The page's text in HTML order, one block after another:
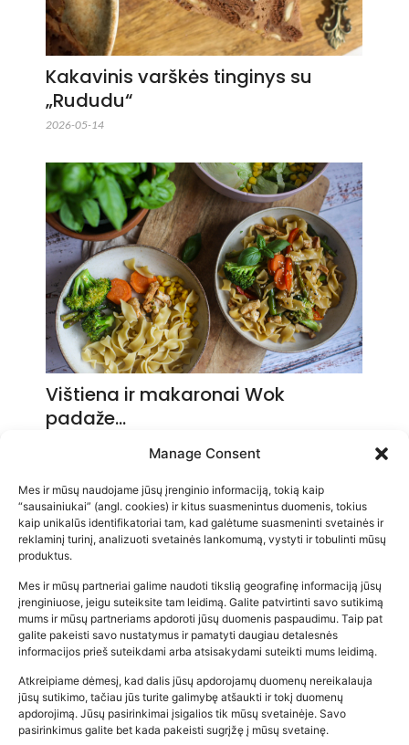
Manage Consent
Mes ir mūsų naudojame jūsų įrenginio informaciją, tokią kaip
“sausainiukai” (angl. cookies) ir kitus suasmenintus duomenis, tokius
kaip unikalūs identifikatoriai tam, kad galėtume suasmeninti svetainės ir
reklaminį turinį, analizuoti svetainės lankomumą, vystyti ir tobulinti mūsų
produktus.
Mes ir mūsų partneriai galime naudoti tikslią geografinę informaciją jūsų
įrenginiuose, jeigu suteiksite tam leidimą. Galite patvirtinti savo sutikimą
mums ir mūsų partneriams apdoroti jūsų duomenis paspaudimu. Taip pat
galite pakeisti savo nustatymus ir pamatyti daugiau detalesnės
informacijos prieš suteikdami arba atsisakydami suteikti mums leidimą.
Atkreipiame dėmesį, kad dalis jūsų apdorojamų duomenų nereikalauja
jūsų sutikimo, tačiau jūs turite galimybę atšaukti ir tokį duomenų
apdorojimą. Jūsų pasirinkimai įsigalios tik mūsų svetainėje. Savo
pasirinkimus galite bet kada pakeisti sugrįžę į mūsų svetainę.
Kakavinis varškės tinginys su
„Rududu“
2026-05-14
Vištiena ir makaronai Wok
padaže…
Populiariausios parduotuvės
kūdikių tyrelės –…
2026-02-22